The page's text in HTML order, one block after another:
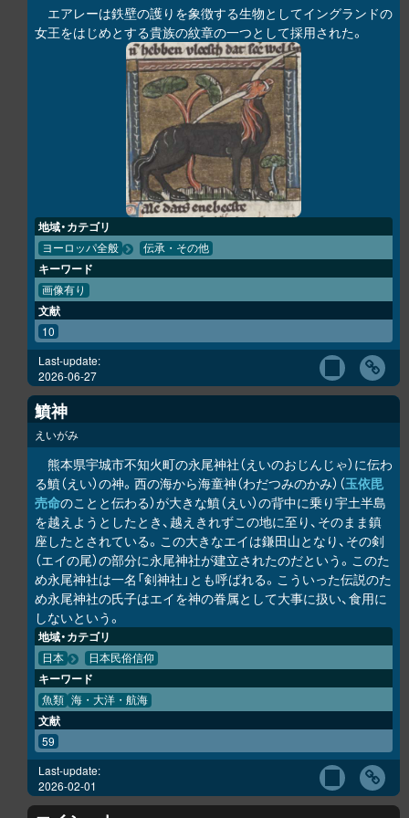
エアレーは鉄壁の護りを象徴する生物としてイングランドの
女王をはじめとする貴族の紋章の一つとして採用された。
地域・カテゴリ
ヨーロッパ全般 伝承・その他
キーワード
画像有り
文献
10
Last-update:
2026-06-27
鱝神
えいがみ
熊本県宇城市不知火町の永尾神社（えいのおじんじゃ）に伝わ
る鱝（えい）の神。西の海から海童神（わだつみのかみ）（玉依毘
売命のことと伝わる）が大きな鱝（えい）の背中に乗り宇土半島
を越えようとしたとき、越えきれずこの地に至り、そのまま鎮
座したとされている。この大きなエイは鎌田山となり、その剣
（エイの尾）の部分に永尾神社が建立されたのだという。このた
め永尾神社は一名「剣神社」とも呼ばれる。こういった伝説のた
め永尾神社の氏子はエイを神の眷属として大事に扱い、食用に
しないという。
地域・カテゴリ
日本 日本民俗信仰
キーワード
魚類 海・大洋・航海
文献
59
Last-update:
2026-02-01